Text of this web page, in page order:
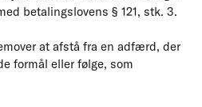
betalingslovens § 121, stk. 3.
at afstå fra en adfærd, der
formål eller følge, som